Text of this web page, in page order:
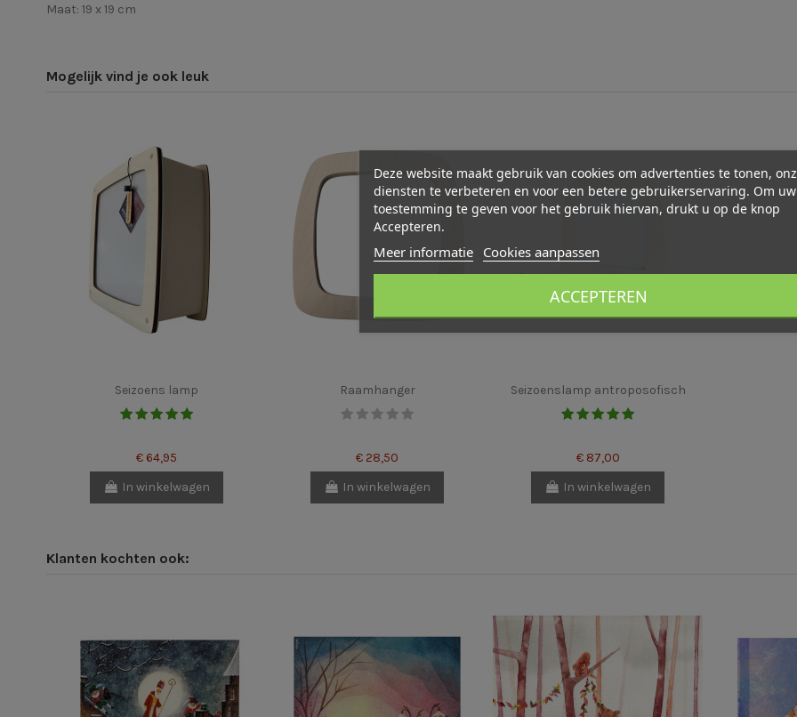
Maat: 19 x 19 cm
Mogelijk vind je ook leuk
Seizoens lamp
€ 64,95
In winkelwagen
Raamhanger
€ 28,50
In winkelwagen
Seizoenslamp antroposofisch
€ 87,00
In winkelwagen
Klanten kochten ook:
Deze website maakt gebruik van cookies om advertenties te tonen,
diensten te verbeteren en voor een betere gebruikerservaring. Om uw
toestemming te geven voor het gebruik hiervan, drukt u op de knop
Accepteren.
Meer informatie Cookies aanpassen
ACCEPTEREN